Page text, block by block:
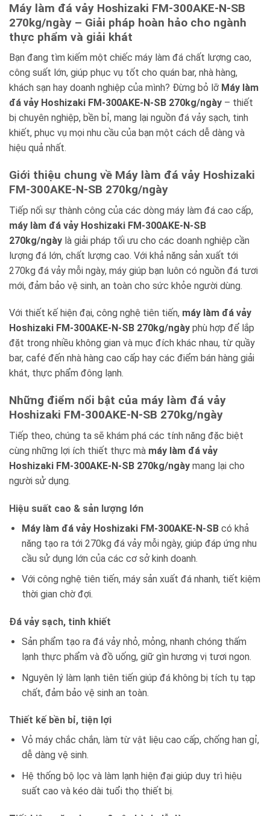
Máy làm đá vảy Hoshizaki FM-300AKE-N-SB
270kg/ngày – Giải pháp hoàn hảo cho ngành
thực phẩm và giải khát
Bạn đang tìm kiếm một chiếc máy làm đá chất lượng cao,
công suất lớn, giúp phục vụ tốt cho quán bar, nhà hàng,
khách sạn hay doanh nghiệp của mình? Đừng bỏ lỡ Máy làm
đá vảy Hoshizaki FM-300AKE-N-SB 270kg/ngày – thiết
bị chuyên nghiệp, bền bỉ, mang lại nguồn đá vảy sạch, tinh
khiết, phục vụ mọi nhu cầu của bạn một cách dễ dàng và
hiệu quả nhất.
Giới thiệu chung về Máy làm đá vảy Hoshizaki
FM-300AKE-N-SB 270kg/ngày
Tiếp nối sự thành công của các dòng máy làm đá cao cấp,
máy làm đá vảy Hoshizaki FM-300AKE-N-SB
270kg/ngày là giải pháp tối ưu cho các doanh nghiệp cần
lượng đá lớn, chất lượng cao. Với khả năng sản xuất tới
270kg đá vảy mỗi ngày, máy giúp bạn luôn có nguồn đá tươi
mới, đảm bảo vệ sinh, an toàn cho sức khỏe người dùng.
Với thiết kế hiện đại, công nghệ tiên tiến, máy làm đá vảy
Hoshizaki FM-300AKE-N-SB 270kg/ngày phù hợp để lắp
đặt trong nhiều không gian và mục đích khác nhau, từ quầy
bar, café đến nhà hàng cao cấp hay các điểm bán hàng giải
khát, thực phẩm đông lạnh.
Những điểm nổi bật của máy làm đá vảy
Hoshizaki FM-300AKE-N-SB 270kg/ngày
Tiếp theo, chúng ta sẽ khám phá các tính năng đặc biệt
cùng những lợi ích thiết thực mà máy làm đá vảy
Hoshizaki FM-300AKE-N-SB 270kg/ngày mang lại cho
người sử dụng.
Hiệu suất cao & sản lượng lớn
Máy làm đá vảy Hoshizaki FM-300AKE-N-SBcó khả
năng tạo ra tới 270kg đá vảy mỗi ngày, giúp đáp ứng nhu
cầu sử dụng lớn của các cơ sở kinh doanh.
Với công nghệ tiên tiến, máy sản xuất đá nhanh, tiết kiệm
thời gian chờ đợi.
Đá vảy sạch, tinh khiết
Sản phẩm tạo ra đá vảy nhỏ, mỏng, nhanh chóng thấm
lạnh thực phẩm và đồ uống, giữ gìn hương vị tươi ngon.
Nguyên lý làm lạnh tiên tiến giúp đá không bị tích tụ tạp
chất, đảm bảo vệ sinh an toàn.
Thiết kế bền bỉ, tiện lợi
Vỏ máy chắc chắn, làm từ vật liệu cao cấp, chống han gỉ,
dễ dàng vệ sinh.
Hệ thống bộ lọc và làm lạnh hiện đại giúp duy trì hiệu
suất cao và kéo dài tuổi thọ thiết bị.